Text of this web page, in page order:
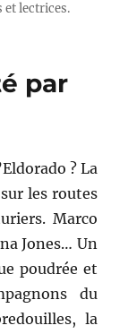
et lectrices.
par
? La
les routes
Marco
Jones… Un
poudrée et
du
la